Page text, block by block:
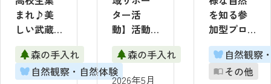
まれ♪美
しい武蔵
野の雑木
林を守ろ
う！2026
森の手入れ
自然観察・自然体験
ター活
動】活動
レポート
４月～６
月実施分
森の手入れ
2026年5月
を知る参
加型プロ
グラム ～
～第１弾
自然観察
その他